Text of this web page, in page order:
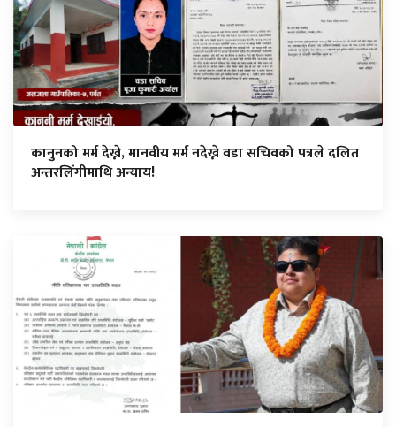
कानुनको मर्म देख्ने, मानवीय मर्म नदेख्ने वडा सचिवको पत्रले दलित
अन्तरलिंगीमाथि अन्याय!